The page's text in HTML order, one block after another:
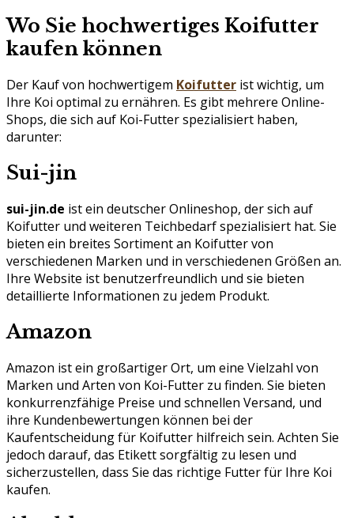
Wo Sie hochwertiges Koifutter
kaufen können
Der Kauf von hochwertigem Koifutter ist wichtig, um
Ihre Koi optimal zu ernähren. Es gibt mehrere Online-
Shops, die sich auf Koi-Futter spezialisiert haben,
darunter:
Sui-jin
sui-jin.de ist ein deutscher Onlineshop, der sich auf
Koifutter und weiteren Teichbedarf spezialisiert hat. Sie
bieten ein breites Sortiment an Koifutter von
verschiedenen Marken und in verschiedenen Größen an.
Ihre Website ist benutzerfreundlich und sie bieten
detaillierte Informationen zu jedem Produkt.
Amazon
Amazon ist ein großartiger Ort, um eine Vielzahl von
Marken und Arten von Koi-Futter zu finden. Sie bieten
konkurrenzfähige Preise und schnellen Versand, und
ihre Kundenbewertungen können bei der
Kaufentscheidung für Koifutter hilfreich sein. Achten Sie
jedoch darauf, das Etikett sorgfältig zu lesen und
sicherzustellen, dass Sie das richtige Futter für Ihre Koi
kaufen.